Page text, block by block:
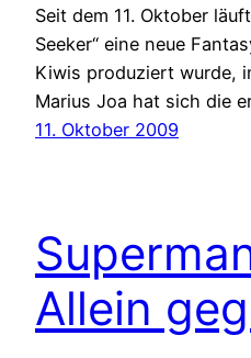
Seit dem 11. Oktober
Seeker“ eine neue
Kiwis produziert wurde,
Marius Joa hat sich die
11. Oktober 2009
Allein